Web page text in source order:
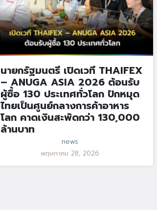
นายกรัฐมนตรี เปิดเวที THAIFEX
– ANUGA ASIA 2026 ต้อนรับ
ผู้ซื้อ 130 ประเทศทั่วโลก ปักหมุด
ไทยเป็นศูนย์กลางการค้าอาหาร
โลก คาดเงินสะพัดกว่า 130,000
ล้านบาท
news
พฤษภาคม 28, 2026